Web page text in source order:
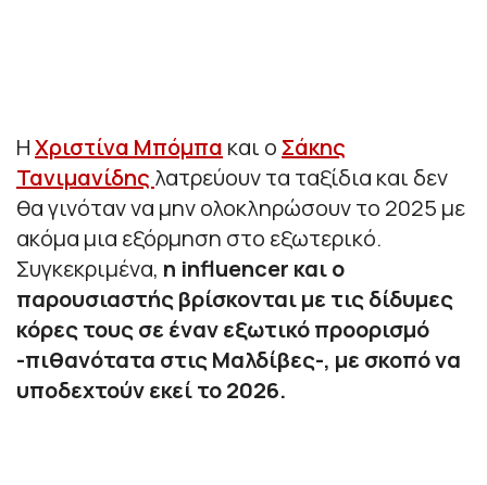
ΗΧριστίνα Μπόμπα και ο Σάκης
Τανιμανίδης λατρεύουν τα ταξίδια και δεν
θα γινόταν να μην ολοκληρώσουν το 2025 με
ακόμα μια εξόρμηση στο εξωτερικό.
Συγκεκριμένα, η influencer και ο
παρουσιαστής βρίσκονται με τις δίδυμες
κόρες τους σε έναν εξωτικό προορισμό
-πιθανότατα στις Μαλδίβες-, με σκοπό να
υποδεχτούν εκεί το 2026.